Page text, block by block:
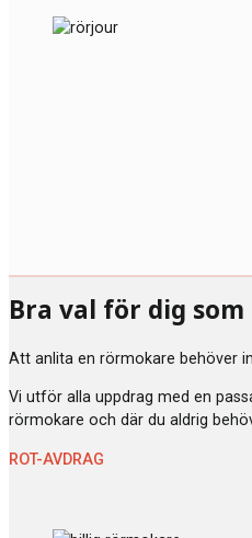
Bra val för dig
Att anlita en rörmokare behöver
Vi utför alla uppdrag med en
rörmokare och där du aldrig
ROT-AVDRAG